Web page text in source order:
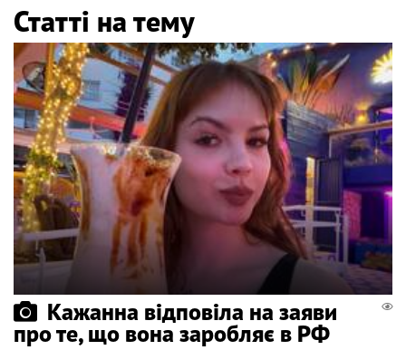
Статті на тему
Кажанна відповіла на заяви
про те, що вона заробляє в РФ